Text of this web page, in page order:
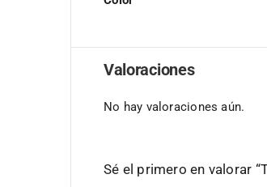
Valoraciones
No hay valoraciones aún.
Sé el primero en valorar